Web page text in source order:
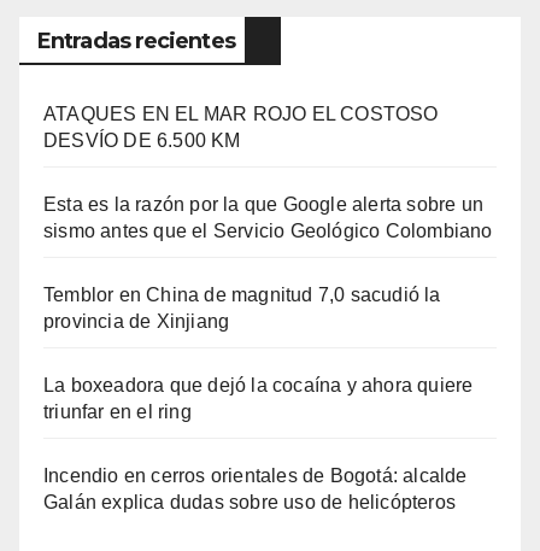
Entradas recientes
ATAQUES EN EL MAR ROJO EL COSTOSO
DESVÍO DE 6.500 KM
Esta es la razón por la que Google alerta sobre un
sismo antes que el Servicio Geológico Colombiano
Temblor en China de magnitud 7,0 sacudió la
provincia de Xinjiang
La boxeadora que dejó la cocaína y ahora quiere
triunfar en el ring​
Incendio en cerros orientales de Bogotá: alcalde
Galán explica dudas sobre uso de helicópteros